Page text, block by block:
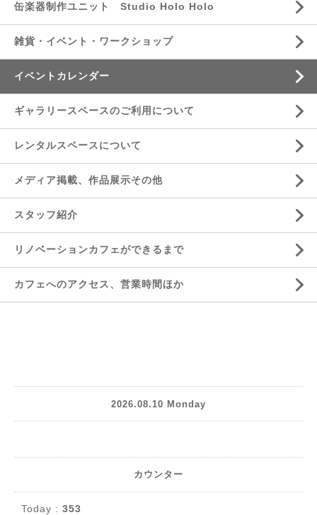
缶楽器制作ユニット Studio Holo Holo
雑貨・イベント・ワークショップ
イベントカレンダー
ギャラリースペースのご利用について
レンタルスペースについて
メディア掲載、作品展示その他
スタッフ紹介
リノベーションカフェができるまで
カフェへのアクセス、営業時間ほか
2026.08.10 Monday
カウンター
Today : 353